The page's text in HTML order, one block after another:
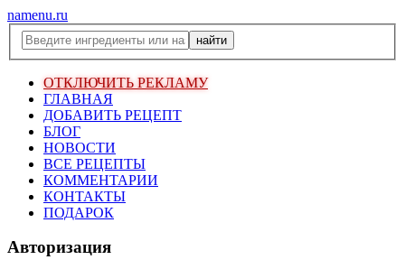
namenu.ru
ОТКЛЮЧИТЬ РЕКЛАМУ
ГЛАВНАЯ
ДОБАВИТЬ РЕЦЕПТ
БЛОГ
НОВОСТИ
ВСЕ РЕЦЕПТЫ
КОММЕНТАРИИ
КОНТАКТЫ
ПОДАРОК
Авторизация